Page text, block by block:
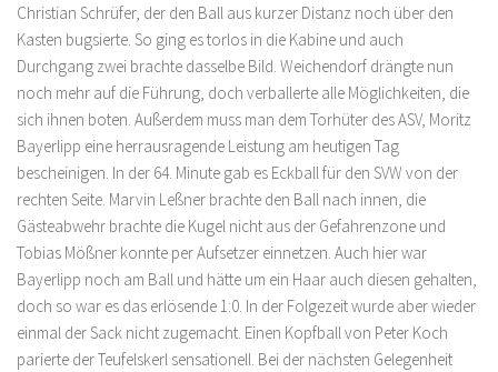
Christian Schrüfer, der den Ball aus kurzer Distanz noch über den
Kasten bugsierte. So ging es torlos in die Kabine und auch
Durchgang zwei brachte dasselbe Bild. Weichendorf drängte nun
noch mehr auf die Führung, doch verballerte alle Möglichkeiten, die
sich ihnen boten. Außerdem muss man dem Torhüter des ASV, Moritz
Bayerlipp eine herrausragende Leistung am heutigen Tag
bescheinigen. In der 64. Minute gab es Eckball für den SVW von der
rechten Seite. Marvin Leßner brachte den Ball nach innen, die
Gästeabwehr brachte die Kugel nicht aus der Gefahrenzone und
Tobias Mößner konnte per Aufsetzer einnetzen. Auch hier war
Bayerlipp noch am Ball und hätte um ein Haar auch diesen gehalten,
doch so war es das erlösende 1:0. In der Folgezeit wurde aber wieder
einmal der Sack nicht zugemacht. Einen Kopfball von Peter Koch
parierte der Teufelskerl sensationell. Bei der nächsten Gelegenheit